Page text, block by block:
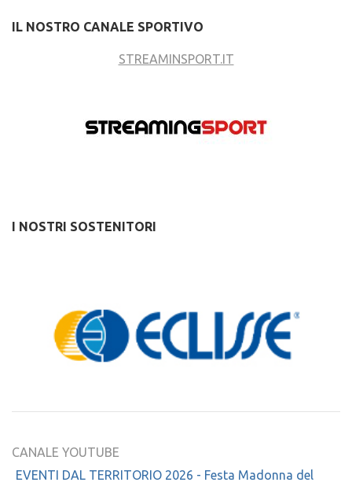
IL NOSTRO CANALE SPORTIVO
STREAMINSPORT.IT
I NOSTRI SOSTENITORI
CANALE YOUTUBE
EVENTI DAL TERRITORIO 2026 - Festa Madonna del